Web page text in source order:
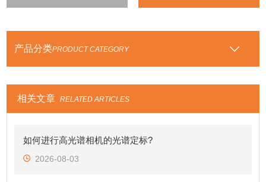
产品分类PRODUCT CATEGORY
相关文章 RELATED ARTICLES
如何进行高光谱相机的光谱定标?
2026-08-03